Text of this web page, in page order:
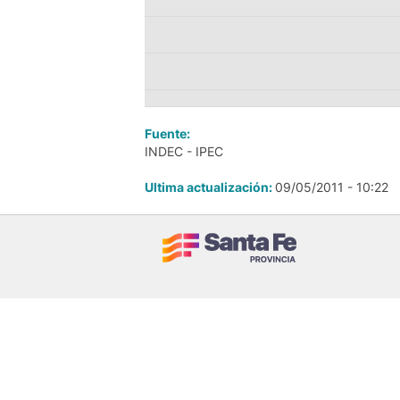
Fuente:
INDEC - IPEC
Ultima actualización:09/05/2011 - 10:22